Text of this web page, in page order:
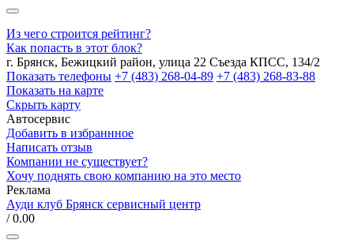
Из чего строится рейтинг?
Как попасть в этот блок?
г. Брянск, Бежицкий район, улица 22 Съезда КПСС, 134/2
Показать телефоны +7 (483) 268-04-89 +7 (483) 268-83-88
Показать на карте
Скрыть карту
Автосервис
Добавить в избраннное
Написать отзыв
Компании не существует?
Хочу поднять свою компанию на это место
Реклама
Ауди клуб Брянск сервисный центр
/ 0.00